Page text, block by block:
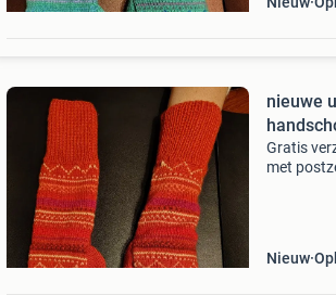
nieuwe
Gratis
met
Nieuw